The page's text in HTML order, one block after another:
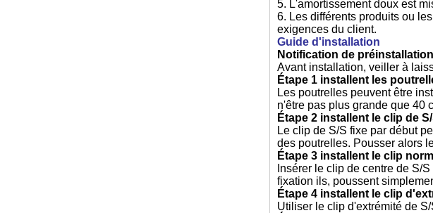
5. L'amortissement doux est
6. Les différents produits ou
exigences du client.
Guide d'installation
Notification de préinstallation
Avant installation, veiller à
Étape 1 installent les
Les poutrelles peuvent être
n'être pas plus grande que 40
Étape 2 installent le clip de
Le clip de S/S fixe par début
des poutrelles. Pousser alors
Étape 3 installent le clip
Insérer le clip de centre de S/
fixation ils, poussent
Étape 4 installent le clip
Utiliser le clip d'extrémité de